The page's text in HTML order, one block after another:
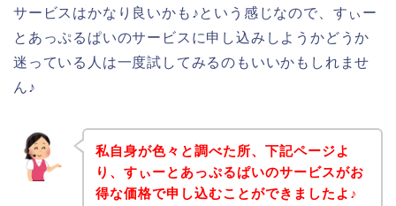
サービスはかなり良いかも♪という感じなので、すぃー
とあっぷるぱいのサービスに申し込みしようかどうか
迷っている人は一度試してみるのもいいかもしれませ
ん♪
私自身が色々と調べた所、下記ページよ
り、すぃーとあっぷるぱいのサービスがお
得な価格で申し込むことができましたよ♪